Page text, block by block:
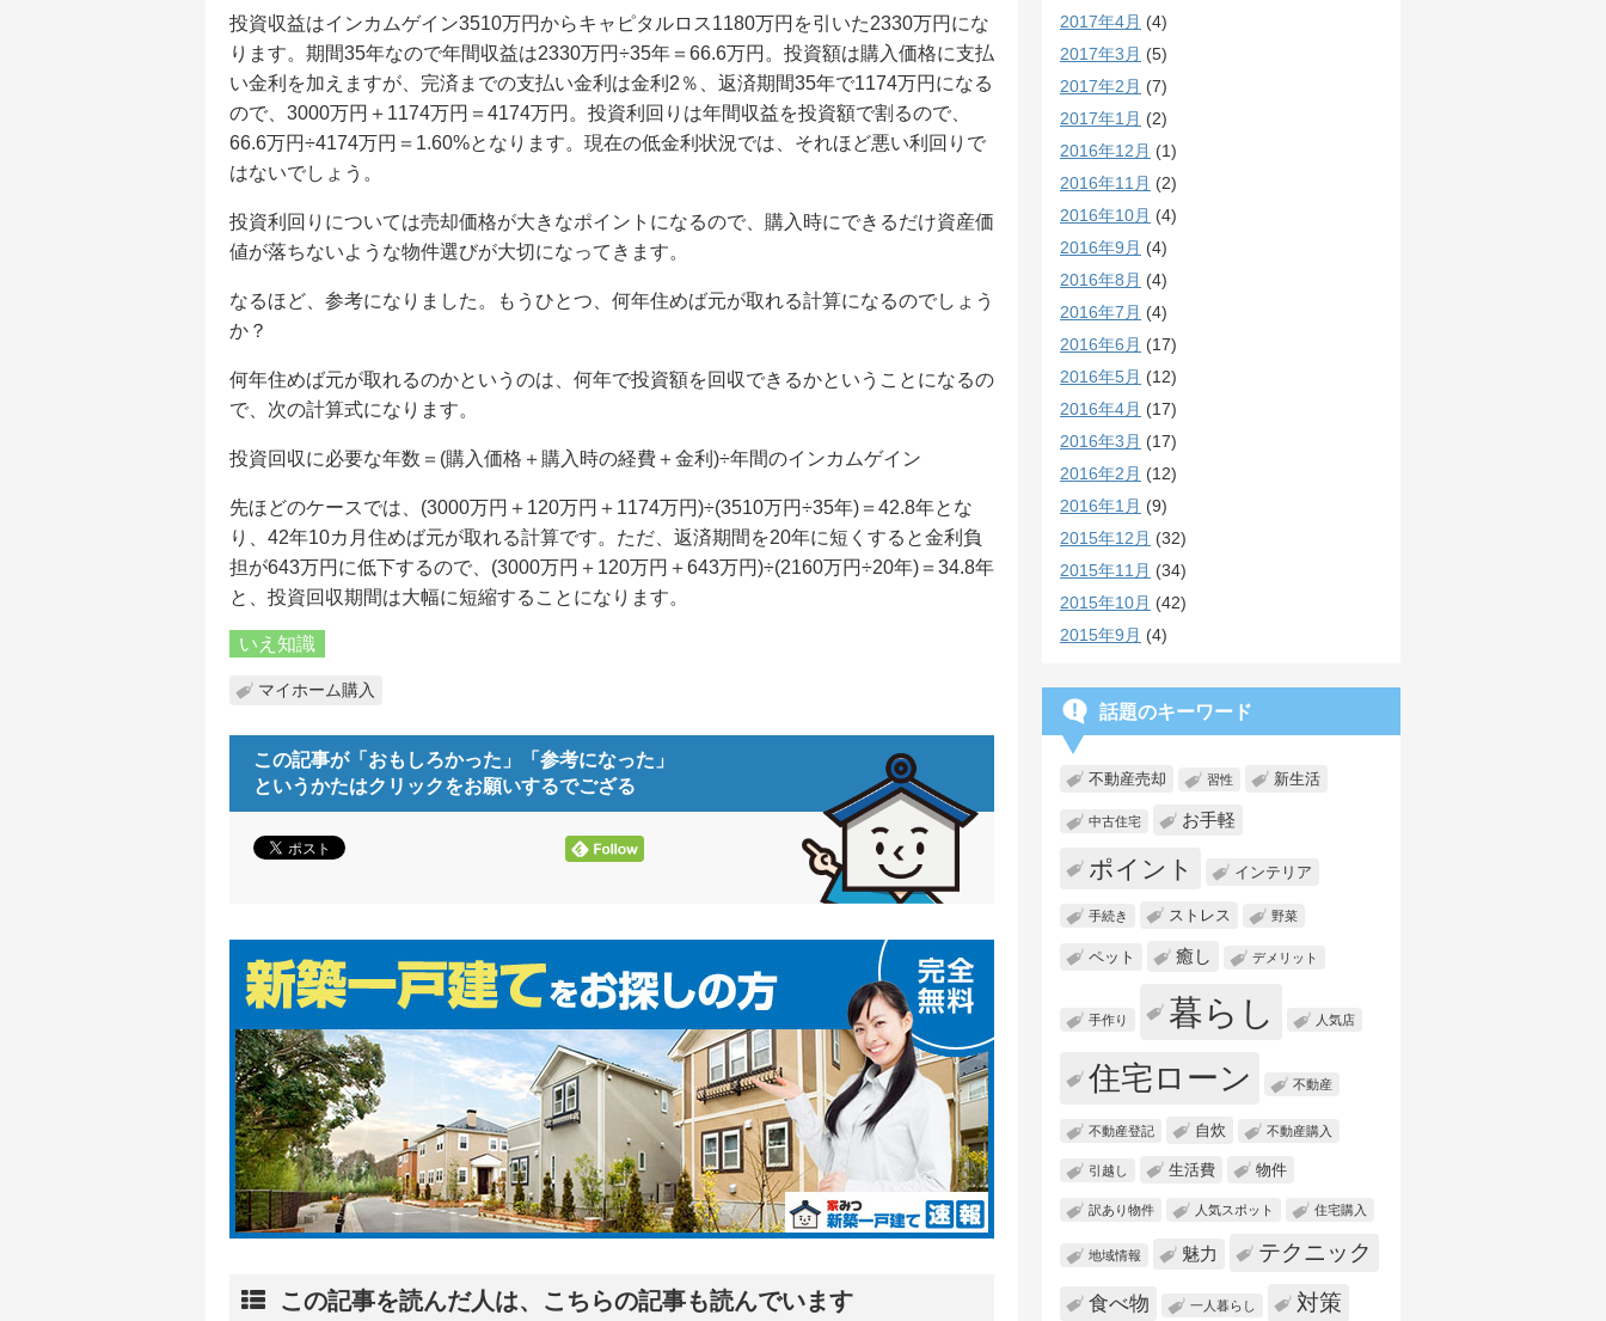
投資収益はインカムゲイン3510万円からキャピタルロス1180万円を引いた2330万円にな
ります。期間35年なので年間収益は2330万円÷35年＝66.6万円。投資額は購入価格に支払
い金利を加えますが、完済までの支払い金利は金利2％、返済期間35年で1174万円になる
ので、3000万円＋1174万円＝4174万円。投資利回りは年間収益を投資額で割るので、
66.6万円÷4174万円＝1.60%となります。現在の低金利状況では、それほど悪い利回りで
はないでしょう。
投資利回りについては売却価格が大きなポイントになるので、購入時にできるだけ資産価
値が落ちないような物件選びが大切になってきます。
なるほど、参考になりました。もうひとつ、何年住めば元が取れる計算になるのでしょう
か？
何年住めば元が取れるのかというのは、何年で投資額を回収できるかということになるの
で、次の計算式になります。
投資回収に必要な年数＝(購入価格＋購入時の経費＋金利)÷年間のインカムゲイン
先ほどのケースでは、(3000万円＋120万円＋1174万円)÷(3510万円÷35年)＝42.8年とな
り、42年10カ月住めば元が取れる計算です。ただ、返済期間を20年に短くすると金利負
担が643万円に低下するので、(3000万円＋120万円＋643万円)÷(2160万円÷20年)＝34.8年
と、投資回収期間は大幅に短縮することになります。
いえ知識
マイホーム購入
この記事が「おもしろかった」「参考になった」
というかたはクリックをお願いするでござる
この記事を読んだ人は、こちらの記事も読んでいます
2017年4月 (4)
2017年3月 (5)
2017年2月 (7)
2017年1月 (2)
2016年12月 (1)
2016年11月 (2)
2016年10月 (4)
2016年9月 (4)
2016年8月 (4)
2016年7月 (4)
2016年6月 (17)
2016年5月 (12)
2016年4月 (17)
2016年3月 (17)
2016年2月 (12)
2016年1月 (9)
2015年12月 (32)
2015年11月 (34)
2015年10月 (42)
2015年9月 (4)
話題のキーワード
不動産売却 習性 新生活
中古住宅 お手軽
ポイント インテリア
手続き ストレス 野菜
ペット 癒し デメリット
手作り 暮らし 人気店
住宅ローン 不動産
不動産登記 自炊 不動産購入
引越し 生活費 物件
訳あり物件 人気スポット 住宅購入
地域情報 魅力 テクニック
食べ物 一人暮らし 対策